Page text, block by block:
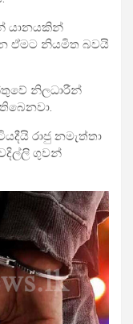
යානයකින්
ඒමට නියමිත බවයි
නිලධාරීන්
රාජු නමැත්තා
ගුවන්